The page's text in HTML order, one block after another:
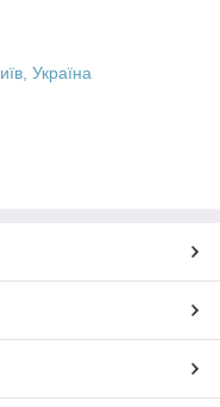
Україна